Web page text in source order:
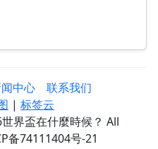
中心
联系我们
| 标签云
界盃在什麼時候？ All
备74111404号-21